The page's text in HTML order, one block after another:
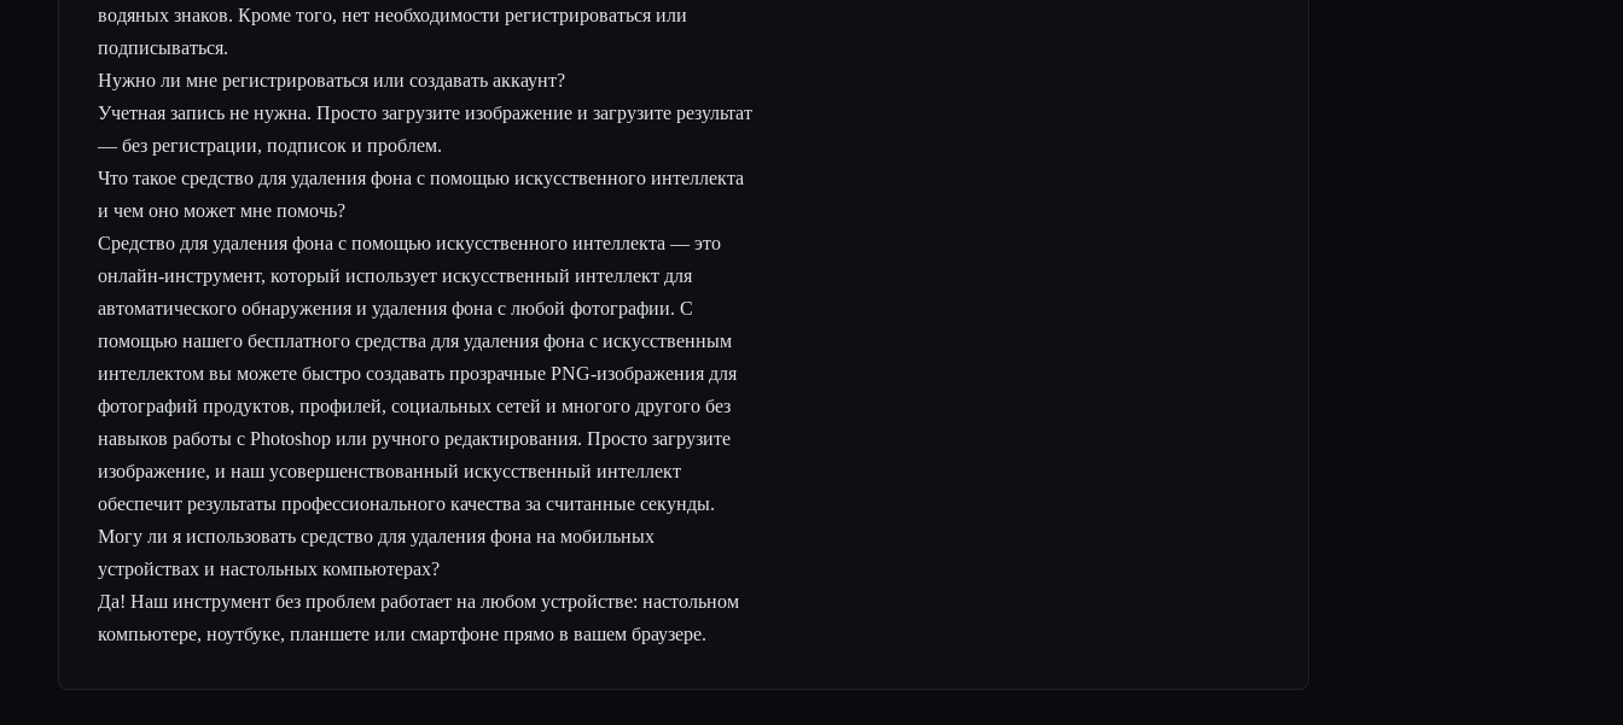
водяных знаков. Кроме того, нет необходимости регистрироваться или
подписываться.
Нужно ли мне регистрироваться или создавать аккаунт?
Учетная запись не нужна. Просто загрузите изображение и загрузите результат
— без регистрации, подписок и проблем.
Что такое средство для удаления фона с помощью искусственного интеллекта
и чем оно может мне помочь?
Средство для удаления фона с помощью искусственного интеллекта — это
онлайн-инструмент, который использует искусственный интеллект для
автоматического обнаружения и удаления фона с любой фотографии. С
помощью нашего бесплатного средства для удаления фона с искусственным
интеллектом вы можете быстро создавать прозрачные PNG-изображения для
фотографий продуктов, профилей, социальных сетей и многого другого без
навыков работы с Photoshop или ручного редактирования. Просто загрузите
изображение, и наш усовершенствованный искусственный интеллект
обеспечит результаты профессионального качества за считанные секунды.
Могу ли я использовать средство для удаления фона на мобильных
устройствах и настольных компьютерах?
Да! Наш инструмент без проблем работает на любом устройстве: настольном
компьютере, ноутбуке, планшете или смартфоне прямо в вашем браузере.